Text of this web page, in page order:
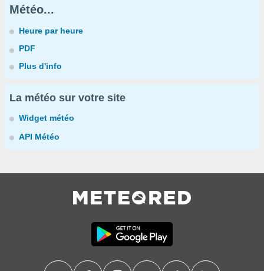
Météo...
Heure par heure
PDF
Plus d'info
La météo sur votre site
Widget météo
API Météo